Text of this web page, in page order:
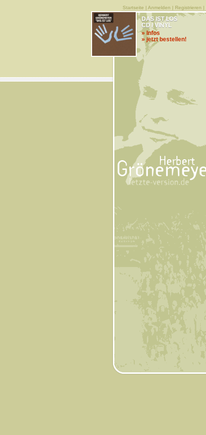
Startseite | Anmelden | Registrieren |
DAS IST LOS
CD / VINYL
» Infos
» jetzt bestellen!